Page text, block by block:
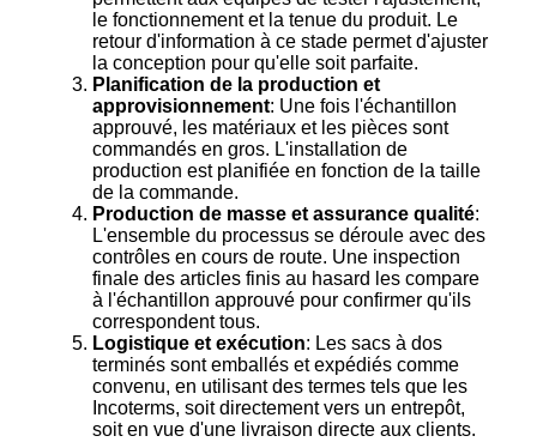
le fonctionnement et la tenue du produit. Le
retour d'information à ce stade permet d'ajuster
la conception pour qu'elle soit parfaite.
Planification de la production et
approvisionnement: Une fois l'échantillon
approuvé, les matériaux et les pièces sont
commandés en gros. L'installation de
production est planifiée en fonction de la taille
de la commande.
Production de masse et assurance qualité:
L'ensemble du processus se déroule avec des
contrôles en cours de route. Une inspection
finale des articles finis au hasard les compare
à l'échantillon approuvé pour confirmer qu'ils
correspondent tous.
Logistique et exécution: Les sacs à dos
terminés sont emballés et expédiés comme
convenu, en utilisant des termes tels que les
Incoterms, soit directement vers un entrepôt,
soit en vue d'une livraison directe aux clients.